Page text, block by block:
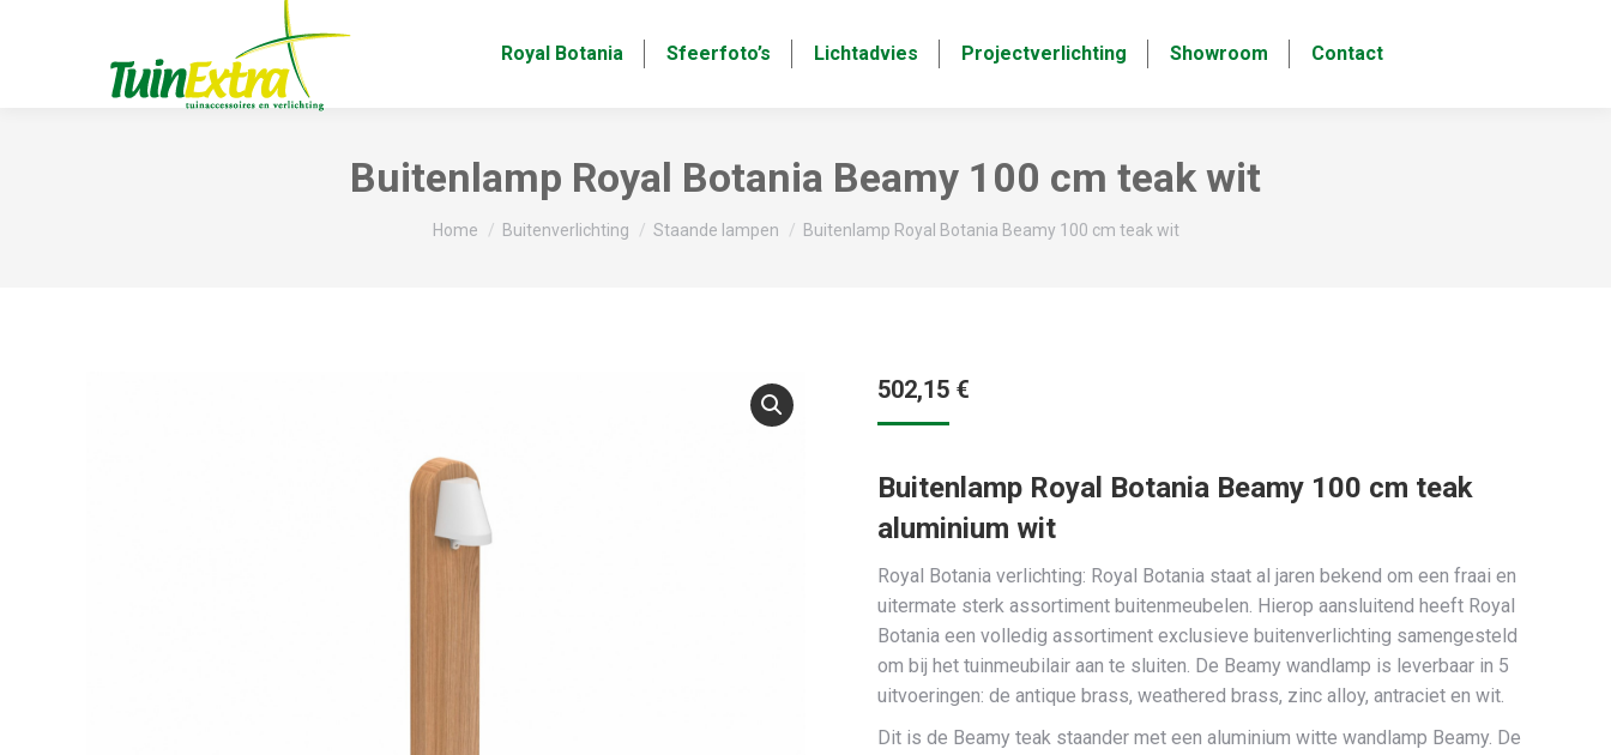
Royal Botania Sfeerfoto’s Lichtadvies Projectverlichting Showroom Contact
Buitenlamp Royal Botania Beamy 100 cm teak wit
Je bent hier:
Home Buitenverlichting Staande lampen Buitenlamp Royal Botania Beamy 100 cm teak wit
502,15 €
Buitenlamp Royal Botania Beamy 100 cm teak
aluminium wit
Royal Botania verlichting: Royal Botania staat al jaren bekend om een fraai en
uitermate sterk assortiment buitenmeubelen. Hierop aansluitend heeft Royal
Botania een volledig assortiment exclusieve buitenverlichting samengesteld
om bij het tuinmeubilair aan te sluiten. De Beamy wandlamp is leverbaar in 5
uitvoeringen: de antique brass, weathered brass, zinc alloy, antraciet en wit.
Dit is de Beamy teak staander met een aluminium witte wandlamp Beamy. De